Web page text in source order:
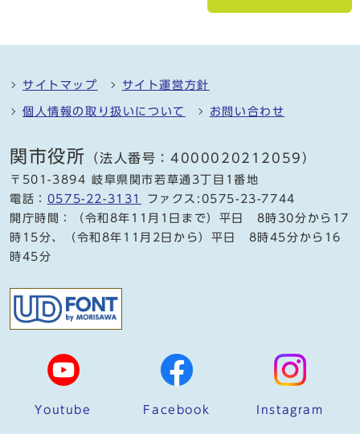
サイトマップ サイト運営方針
個人情報の取り扱いについて お問い合わせ
関市役所 （法人番号：4000020212059）
〒501-3894 岐阜県関市若草通3丁目1番地
電話： 0575-22-3131
ファクス:0575-23-7744
開庁時間：（令和8年11月1日まで）平日 8時30分から17
時15分、（令和8年11月2日から）平日 8時45分から16
時45分
Youtube Facebook Instagram